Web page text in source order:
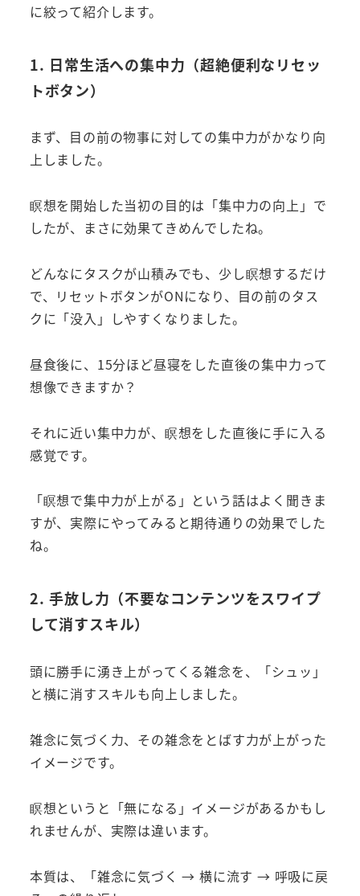
に絞って紹介します。
1. 日常生活への集中力（超絶便利なリセッ
トボタン）
まず、目の前の物事に対しての集中力がかなり向
上しました。
瞑想を開始した当初の目的は「集中力の向上」で
したが、まさに効果てきめんでしたね。
どんなにタスクが山積みでも、少し瞑想するだけ
で、リセットボタンがONになり、目の前のタス
クに「没入」しやすくなりました。
昼食後に、15分ほど昼寝をした直後の集中力って
想像できますか？
それに近い集中力が、瞑想をした直後に手に入る
感覚です。
「瞑想で集中力が上がる」という話はよく聞きま
すが、実際にやってみると期待通りの効果でした
ね。
2. 手放し力（不要なコンテンツをスワイプ
して消すスキル）
頭に勝手に湧き上がってくる雑念を、「シュッ」
と横に消すスキルも向上しました。
雑念に気づく力、その雑念をとばす力が上がった
イメージです。
瞑想というと「無になる」イメージがあるかもし
れませんが、実際は違います。
本質は、「雑念に気づく → 横に流す → 呼吸に戻